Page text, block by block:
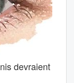
devraient